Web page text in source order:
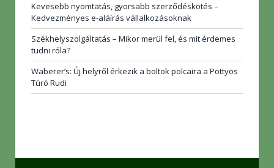
Kevesebb nyomtatás, gyorsabb szerződéskötés –
Kedvezményes e-aláírás vállalkozásoknak
Székhelyszolgáltatás – Mikor merül fel, és mit érdemes
tudni róla?
Waberer’s: Új helyről érkezik a boltok polcaira a Pöttyös
Túró Rudi